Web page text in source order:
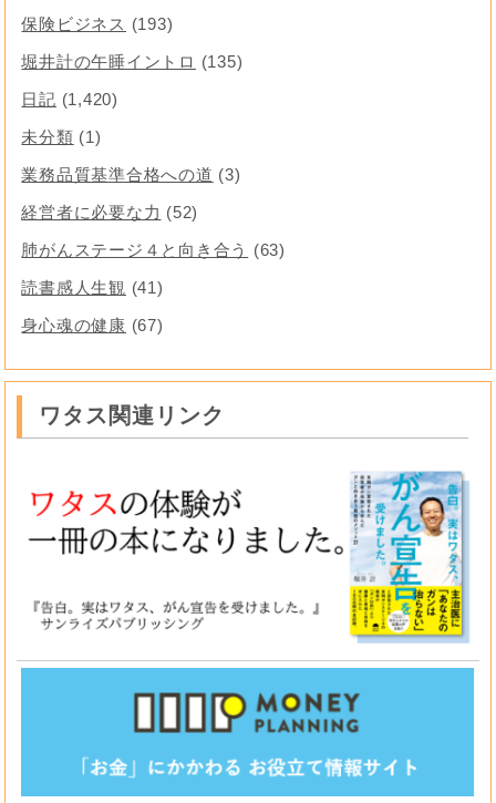
保険ビジネス (193)
堀井計の午睡イントロ (135)
日記 (1,420)
未分類 (1)
業務品質基準合格への道 (3)
経営者に必要な力 (52)
肺がんステージ４と向き合う
(63)
読書感人生観 (41)
身心魂の健康 (67)
ワタス関連リンク